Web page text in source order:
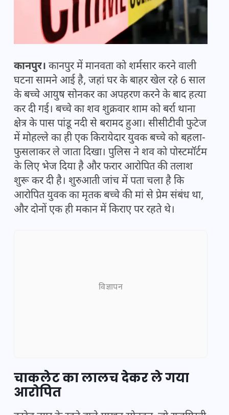
कानपुर। कानपुर में मानवता को शर्मसार करने वाली
घटना सामने आई है, जहां घर के बाहर खेल रहे 6 साल
के बच्चे आयुष सोनकर का अपहरण करने के बाद हत्या
कर दी गई। बच्चे का शव शुक्रवार शाम को बर्रा थाना
क्षेत्र के पास पांडू नदी से बरामद हुआ। सीसीटीवी फुटेज
में मोहल्ले का ही एक किरायेदार युवक बच्चे को बहला-
फुसलाकर ले जाता दिखा। पुलिस ने शव को पोस्टमॉर्टम
के लिए भेज दिया है और फरार आरोपित की तलाश
शुरू कर दी है। शुरुआती जांच में पता चला है कि
आरोपित युवक का मृतक बच्चे की मां से प्रेम संबंध था,
और दोनों एक ही मकान में किराए पर रहते थे।
विज्ञापन
चाकलेट का लालच देकर ले गया
आरोपित